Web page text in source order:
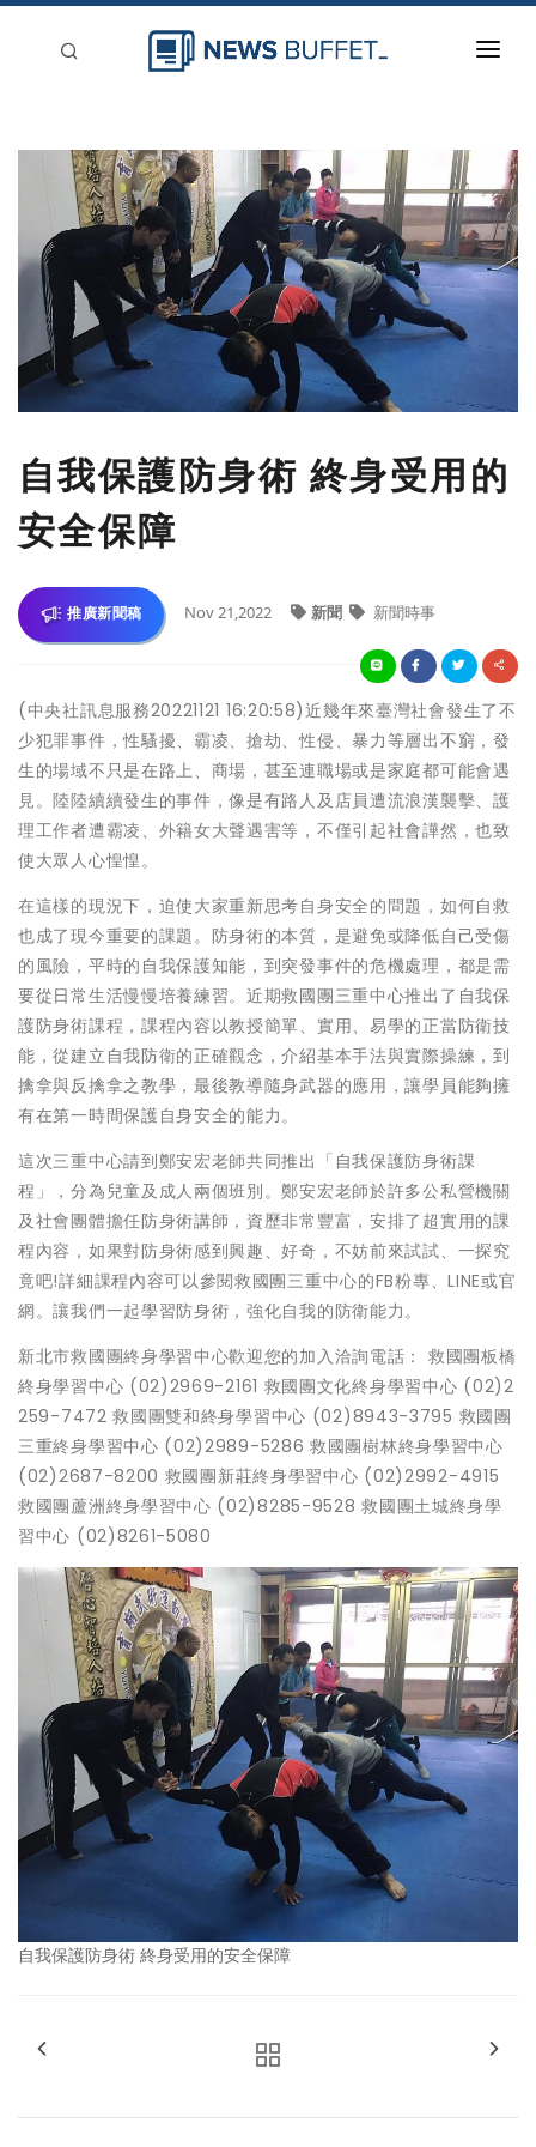
新聞稿分類
登入
自我保護防身術 終身受用的
安全保障
推廣新聞稿 Nov 21,2022 新聞 新聞時事
(中央社訊息服務20221121 16:20:58)近幾年來臺灣社會發生了不
少犯罪事件，性騷擾、霸凌、搶劫、性侵、暴力等層出不窮，發
生的場域不只是在路上、商場，甚至連職場或是家庭都可能會遇
見。陸陸續續發生的事件，像是有路人及店員遭流浪漢襲擊、護
理工作者遭霸凌、外籍女大聲遇害等，不僅引起社會譁然，也致
使大眾人心惶惶。
在這樣的現況下，迫使大家重新思考自身安全的問題，如何自救
也成了現今重要的課題。防身術的本質，是避免或降低自己受傷
的風險，平時的自我保護知能，到突發事件的危機處理，都是需
要從日常生活慢慢培養練習。近期救國團三重中心推出了自我保
護防身術課程，課程內容以教授簡單、實用、易學的正當防衛技
能，從建立自我防衛的正確觀念，介紹基本手法與實際操練，到
擒拿與反擒拿之教學，最後教導隨身武器的應用，讓學員能夠擁
有在第一時間保護自身安全的能力。
這次三重中心請到鄭安宏老師共同推出「自我保護防身術課
程」，分為兒童及成人兩個班別。鄭安宏老師於許多公私營機關
及社會團體擔任防身術講師，資歷非常豐富，安排了超實用的課
程內容，如果對防身術感到興趣、好奇，不妨前來試試、一探究
竟吧!詳細課程內容可以參閱救國團三重中心的FB粉專、LINE或官
網。讓我們一起學習防身術，強化自我的防衛能力。
新北市救國團終身學習中心歡迎您的加入洽詢電話： 救國團板橋
終身學習中心 (02)2969-2161 救國團文化終身學習中心 (02)2
259-7472 救國團雙和終身學習中心 (02)8943-3795 救國團
三重終身學習中心 (02)2989-5286 救國團樹林終身學習中心
(02)2687-8200 救國團新莊終身學習中心 (02)2992-4915
救國團蘆洲終身學習中心 (02)8285-9528 救國團土城終身學
習中心 (02)8261-5080
自我保護防身術 終身受用的安全保障